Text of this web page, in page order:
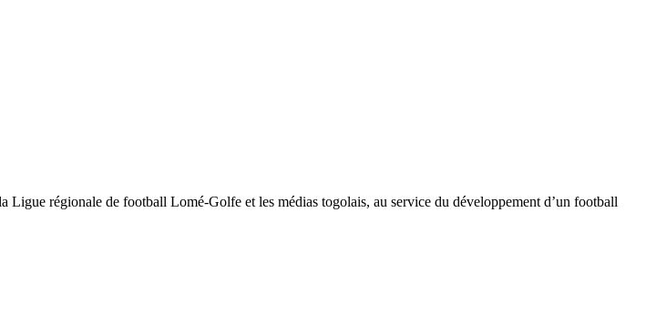
régionale de football Lomé-Golfe et les médias togolais, au service du développement d’un football